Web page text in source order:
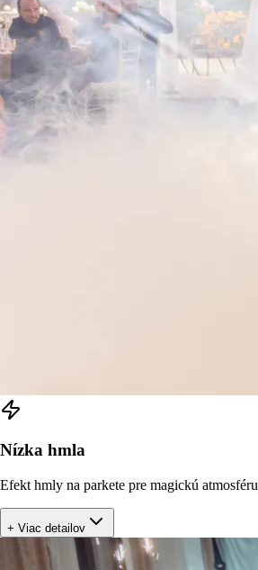
Nízka hmla
Efekt hmly na parkete pre magickú atmosféru
+ Viac detailov